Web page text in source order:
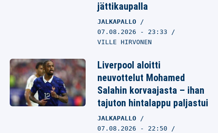
jättikaupalla
JALKAPALLO
07.08.2026 - 23:33
VILLE HIRVONEN
Liverpool aloitti
neuvottelut Mohamed
Salahin korvaajasta – ihan
tajuton hintalappu paljastui
JALKAPALLO
07.08.2026 - 22:50